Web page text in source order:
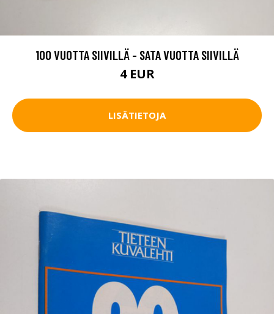
100 VUOTTA SIIVILLÄ - SATA VUOTTA SIIVILLÄ
4 EUR
LISÄTIETOJA